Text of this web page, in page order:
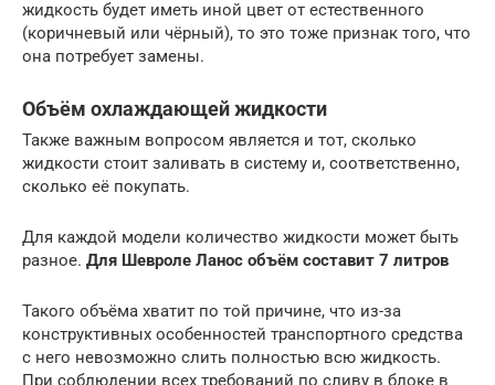
жидкость будет иметь иной цвет от естественного
(коричневый или чёрный), то это тоже признак того, что
она потребует замены.
Объём охлаждающей жидкости
Также важным вопросом является и тот, сколько
жидкости стоит заливать в систему и, соответственно,
сколько её покупать.
Для каждой модели количество жидкости может быть
разное. Для Шевроле Ланос объём составит 7 литров
Такого объёма хватит по той причине, что из-за
конструктивных особенностей транспортного средства
с него невозможно слить полностью всю жидкость.
При соблюдении всех требований по сливу в блоке в